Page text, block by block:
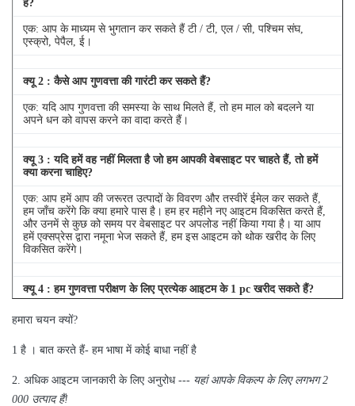
हैं?
एक: आप के माध्यम से भुगतान कर सकते हैं टी / टी, एल / सी, पश्चिम संघ,
एस्क्रो, पेपैल, ई।
क्यू 2 : कैसे आप गुणवत्ता की गारंटी कर सकते हैं?
एक: यदि आप गुणवत्ता की समस्या के साथ मिलते हैं, तो हम माल को बदलने या
अपने धन को वापस करने का वादा करते हैं।
क्यू 3 : यदि हमें वह नहीं मिलता है जो हम आपकी वेबसाइट पर चाहते हैं, तो हमें
क्या करना चाहिए?
एक: आप हमें आप की जरूरत उत्पादों के विवरण और तस्वीरें ईमेल कर सकते हैं,
हम जाँच करेंगे कि क्या हमारे पास है। हम हर महीने नए आइटम विकसित करते हैं,
और उनमें से कुछ को समय पर वेबसाइट पर अपलोड नहीं किया गया है। या आप
हमें एक्सप्रेस द्वारा नमूना भेज सकते हैं, हम इस आइटम को थोक खरीद के लिए
विकसित करेंगे।
क्यू 4 : हम गुणवत्ता परीक्षण के लिए प्रत्येक आइटम के 1 pc खरीद सकते हैं?
एक: हाँ, हम गुणवत्ता परीक्षण के लिए 1 pc भेजने के लिए खुश हैं अगर हम आइटम
हमारा चयन क्यों?
1 है । बात करते हैं- हम भाषा में कोई बाधा नहीं है
2. अधिक आइटम जानकारी के लिए अनुरोध --- यहां आपके विकल्प के लिए लगभग 2
000 उत्पाद हैं!